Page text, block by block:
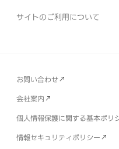
サイトのご利用について
お問い合わせ
会社案内
個人情報保護に関する基本ポリ
情報セキュリティポリシー